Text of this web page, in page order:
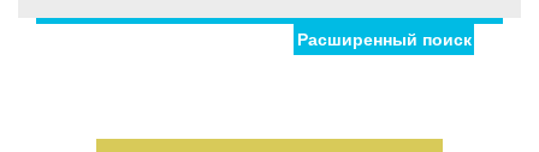
Дом С фото
Расширенный поиск